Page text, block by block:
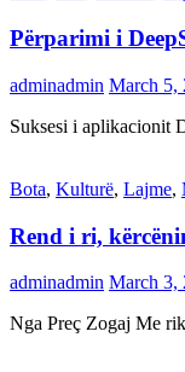
Përparimi i
adminadmin March 5,
Suksesi i aplikacionit
Bota, Kulturë, Lajme,
Rend i ri,
adminadmin March 3,
Nga Preç Zogaj Me